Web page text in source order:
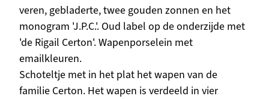
veren, gebladerte, twee gouden zonnen en het
monogram 'J.P.C.'. Oud label op de onderzijde met
'de Rigail Certon'. Wapenporselein met
emailkleuren.
Schoteltje met in het plat het wapen van de
familie Certon. Het wapen is verdeeld in vier